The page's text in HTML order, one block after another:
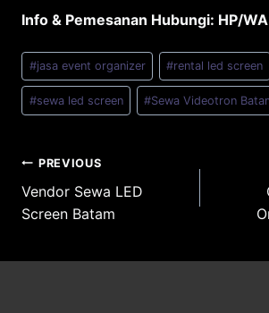
Info & Pemesanan Hubungi: HP/
Post
Tags:
#jasa event organizer #rental led screen
#sewa led screen #Sewa Videotron
Post
navigation
PREVIOUS
Vendor Sewa LED
Screen Batam